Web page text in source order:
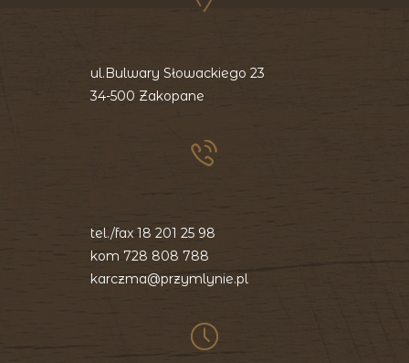
ul.Bulwary Słowackiego 23
34-500 Zakopane
tel./fax 18 201 25 98
kom 728 808 788
karczma@przymlynie.pl